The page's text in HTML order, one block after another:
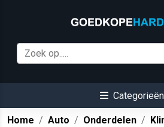
Categorieën
Home Auto Onderdelen